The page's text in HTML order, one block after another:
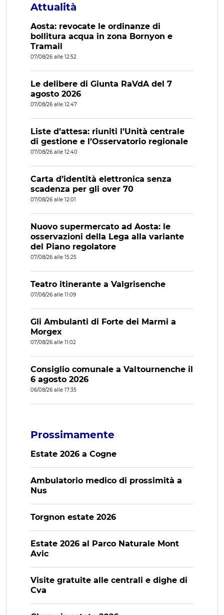
Attualità
Aosta: revocate le ordinanze di
bollitura acqua in zona Bornyon e
Tramail
07/08/26 alle 12:52
Le delibere di Giunta RaVdA del 7
agosto 2026
07/08/26 alle 12:47
Liste d’attesa: riuniti l’Unità centrale
di gestione e l’Osservatorio regionale
07/08/26 alle 12:40
Carta d’identità elettronica senza
scadenza per gli over 70
07/08/26 alle 12:01
Nuovo supermercato ad Aosta: le
osservazioni della Lega alla variante
del Piano regolatore
07/08/26 alle 15:25
Teatro itinerante a Valgrisenche
07/08/26 alle 11:09
Gli Ambulanti di Forte dei Marmi a
Morgex
07/08/26 alle 11:02
Consiglio comunale a Valtournenche il
6 agosto 2026
06/08/26 alle 17:35
Prossimamente
Estate 2026 a Cogne
Ambulatorio medico di prossimità a
Nus
Torgnon estate 2026
Estate 2026 al Parco Naturale Mont
Avic
Visite gratuite alle centrali e dighe di
Cva